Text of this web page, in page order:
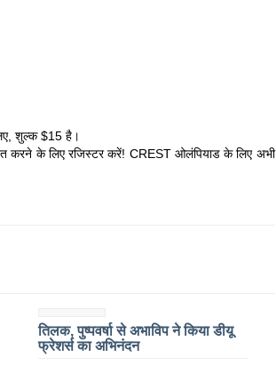
शुल्क $15 है।
करने के लिए रजिस्टर करें! CREST ओलंपियाड के लिए अभी
तिलक, पुष्पवर्षा से अभाविप ने किया डीयू
फ्रेशर्स का अभिनंदन